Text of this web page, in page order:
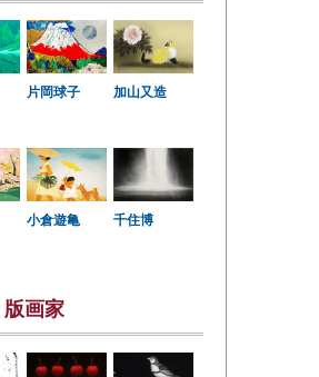
片岡球子 加山又造
小倉遊亀 千住博
版画家